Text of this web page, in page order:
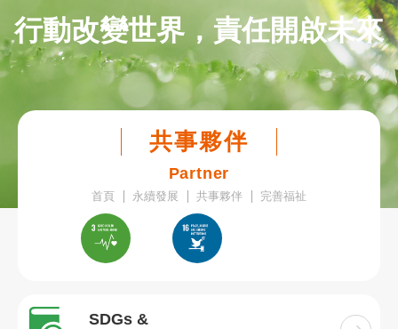
行動改變世界，責任開啟未來
共事夥伴
Partner
首頁 永續發展 共事夥伴 完善福祉
SDGs &